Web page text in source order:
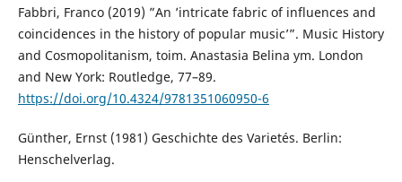
Fabbri, Franco (2019) ”An ’intricate fabric of influences and
coincidences in the history of popular music’”. Music History
and Cosmopolitanism, toim. Anastasia Belina ym. London
and New York: Routledge, 77–89.
https://doi.org/10.4324/9781351060950-6
Günther, Ernst (1981) Geschichte des Varietés. Berlin:
Henschelverlag.